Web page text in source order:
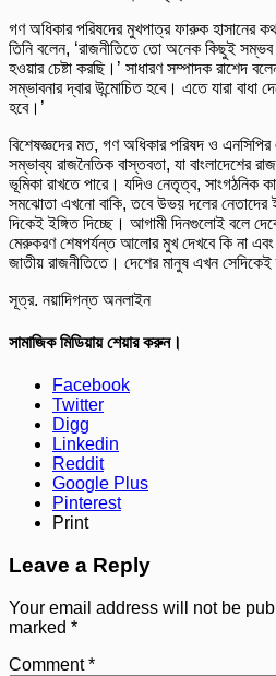
গণ অধিকার পরিষদের মুখপাত্র ফারুক হাসানের
তিনি বলেন, ‘রাজনীতিতে তো অনেক কিছুই
হওয়ার চেষ্টা করছি।’ সাধারণ সম্পাদক রাশেদ
সম্ভাবনার দ্বার উন্মোচিত হবে। এতে যারা বাধা
হবে।’
বিশেষজ্ঞদের মত, গণ অধিকার পরিষদ ও
সম্ভাব্য রাজনৈতিক বাস্তবতা, যা বাংলাদেশের
ভূমিকা রাখতে পারে। যদিও নেতৃত্ব, সাংগঠনিক
সমঝোতা এখনো বাকি, তবে উভয় দলের নেতাদের
দিকেই ইঙ্গিত দিচ্ছে। আগামী দিনগুলোই বলে
মেরুকরণ শেষপর্যন্ত আলোর মুখ দেখবে কি না
জাতীয় রাজনীতিতে। দেশের মানুষ এখন
সূত্র. নয়াদিগন্ত অনলাইন
সামাজিক মিডিয়ায় শেয়ার করুন।
Facebook
Twitter
Digg
Linkedin
Reddit
Google Plus
Pinterest
Print
Leave a Reply
Your email address will not be
marked *
Comment*